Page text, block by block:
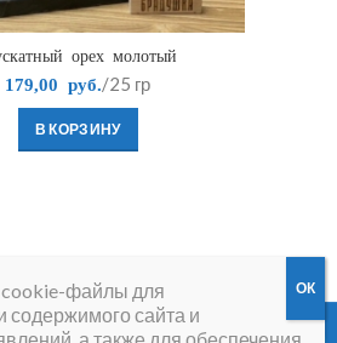
орех молотый
179,00 руб. /25 гр
В КОРЗИНУ
Вопросы и ответы.
файлы для
содержимого сайта и